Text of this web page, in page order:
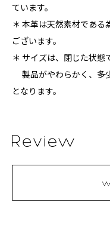
ています。
＊ 本革は天然素材であ
ございます。
＊ サイズは、閉じた状態
製品がやわらかく、多
となります。